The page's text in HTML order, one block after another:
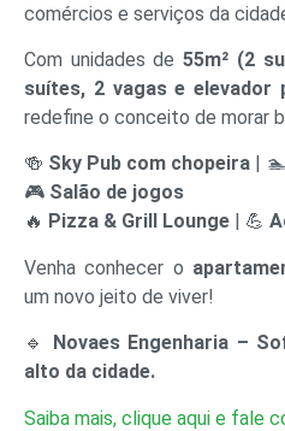
comércios e serviços da
Com unidades de55m² (2
suítes, 2 vagas e elevador
redefine o conceito de morar
🍻 Sky Pub com chopeira | 🏊
🎮 Salão de jogos
🔥 Pizza & Grill Lounge | 💪
Venha conhecer o
um novo jeito de viver!
🔹
Novaes Engenharia –
alto da cidade.
Saiba mais, clique aqui e fale